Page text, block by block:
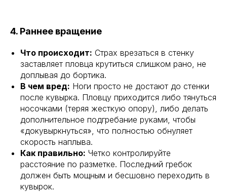
4. Раннее вращение
Что происходит: Страх врезаться в стенку
заставляет пловца крутиться слишком рано, не
доплывая до бортика.
В чем вред: Ноги просто не достают до стенки
после кувырка. Пловцу приходится либо тянуться
носочками (теряя жесткую опору), либо делать
дополнительное подгребание руками, чтобы
«докувыркнуться», что полностью обнуляет
скорость наплыва.
Как правильно: Четко контролируйте
расстояние по разметке. Последний гребок
должен быть мощным и бесшовно переходить в
кувырок.